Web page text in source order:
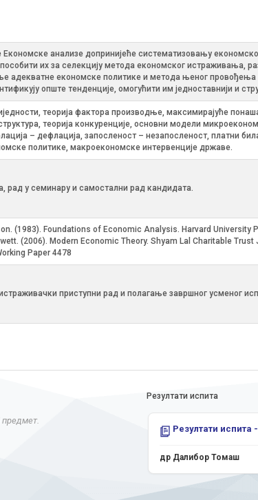
Економске анализе допринијеће систематизовању
их за селекцију метода економског истраживања,
адекватне економске политике и метода њеног
опште тенденције, омогућити им једноставнији и
теорија фактора производње, максимирајуће
теорија конкуренције, основни модели
– дефлација, запосленост – незапосленост, платни
политике, макроекономске интервенције државе.
рад у семинару и самостални рад кандидата.
(1983). Foundations of Economic Analysis. Harvard University
(2006). Modern Economic Theory. Shyam Lal Charitable
Paper 4478
приступни рад и полагање завршног усменог
предмет.
Резултати испита
Резултати испита
др Далибор Томаш